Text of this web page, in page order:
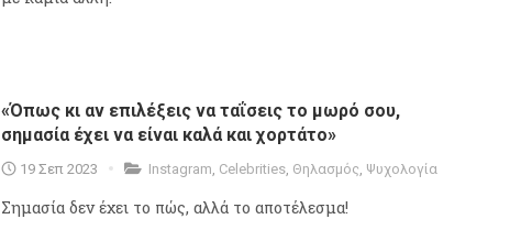
«Όπως κι αν επιλέξεις να ταΐσεις το μωρό σου,
σημασία έχει να είναι καλά και χορτάτο»
19 Σεπ 2023 Instagram Celebrities Θηλασμός Ψυχολογία
Σημασία δεν έχει το πώς, αλλά το αποτέλεσμα!